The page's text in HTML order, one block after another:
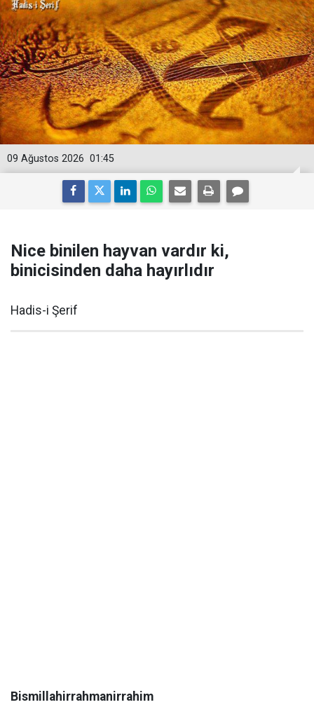
01:45
09 Ağustos 2026
Nice binilen hayvan vardır ki,
binicisinden daha hayırlıdır
Hadis-i Şerif
Bismillahirrahmanirrahim